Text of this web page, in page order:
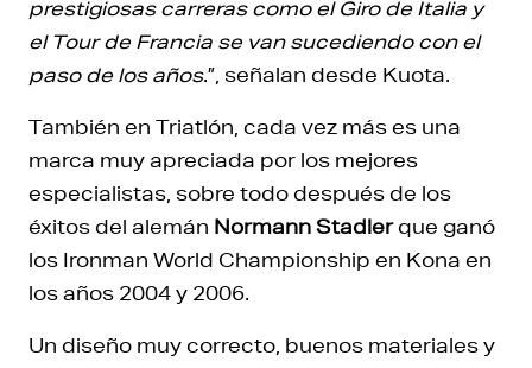
prestigiosas carreras como el Giro de Italia y
el Tour de Francia se van sucediendo con el
paso de los años.”, señalan desde Kuota.
También en Triatlón, cada vez más es una
marca muy apreciada por los mejores
especialistas, sobre todo después de los
éxitos del alemán Normann Stadlerque ganó
los Ironman World Championship en Kona en
los años 2004 y 2006.
Un diseño muy correcto, buenos materiales y